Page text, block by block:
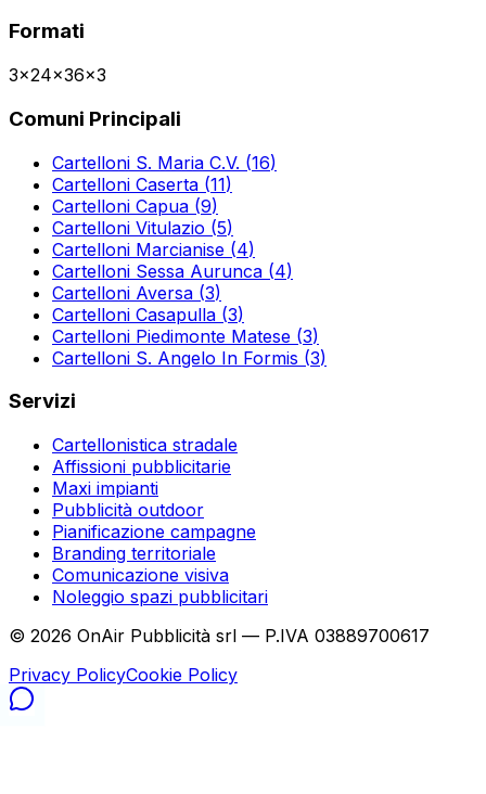
Formati
3x24x36x3
Comuni Principali
Cartelloni S. Maria C.V. (16)
Cartelloni Caserta (11)
Cartelloni Capua (9)
Cartelloni Vitulazio (5)
Cartelloni Marcianise (4)
Cartelloni Sessa Aurunca (4)
Cartelloni Aversa (3)
Cartelloni Casapulla (3)
Cartelloni Piedimonte Matese (3)
Cartelloni S. Angelo In Formis (3)
Servizi
Cartellonistica stradale
Affissioni pubblicitarie
Maxi impianti
Pubblicità outdoor
Pianificazione campagne
Branding territoriale
Comunicazione visiva
Noleggio spazi pubblicitari
© 2026 OnAir Pubblicità srl — P.IVA 03889700617
Privacy PolicyCookie Policy